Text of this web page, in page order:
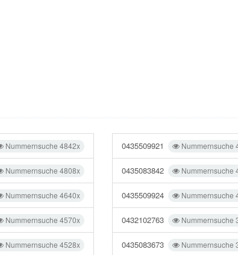
Nummernsuche 4842x
Nummernsuche 4808x
Nummernsuche 4640x
Nummernsuche 4570x
Nummernsuche 4528x
Nummernsuche
0435509921
Nummernsuche
0435083842
Nummernsuche
0435509924
Nummernsuche
0432102763
Nummernsuche
0435083673